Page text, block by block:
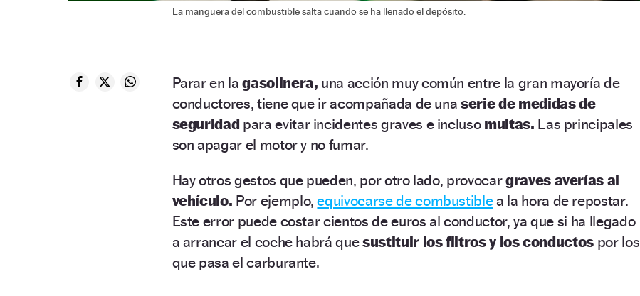
La manguera del combustible salta cuando se ha llenado el depósito.
Parar en la gasolinera, una acción muy común entre la gran mayoría de
conductores, tiene que ir acompañada de una serie de medidas de
seguridad para evitar incidentes graves e inclusomultas. Las principales
son apagar el motor y no fumar.
Hay otros gestos que pueden, por otro lado, provocargraves averías al
vehículo. Por ejemplo,equivocarse de combustiblea la hora de repostar.
Este error puede costar cientos de euros al conductor, ya que si ha llegado
a arrancar el coche habrá quesustituir los filtros y los conductos por los
que pasa el carburante.